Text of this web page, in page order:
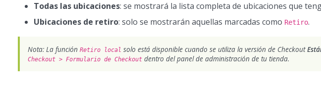
Todas las ubicaciones: se mostrará la lista completa de ubicaciones que
Ubicaciones de retiro: solo se mostrarán aquellas marcadas como Retiro.
Nota: La función Retiro local solo está disponible cuando se utiliza la versión de Checkout
Checkout > Formulario de Checkout dentro del panel de administración de tu tienda.